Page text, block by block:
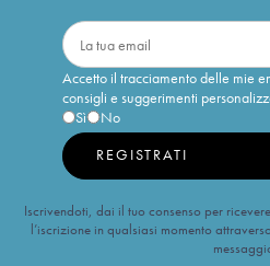
Accetto il tracciamento delle mie
consigli e suggerimenti
Sì
No
REGISTRATI
Iscrivendoti, dai il tuo consenso per
l’iscrizione in qualsiasi momento